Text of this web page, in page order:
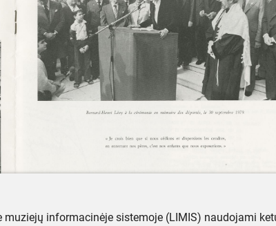
muziejų informacinėje sistemoje (LIMIS) naudojami